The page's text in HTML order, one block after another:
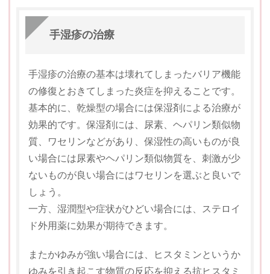
手湿疹の治療
手湿疹の治療の基本は壊れてしまったバリア機能
の修復とおきてしまった炎症を抑えることです。
基本的に、乾燥型の場合には保湿剤による治療が
効果的です。保湿剤には、尿素、ヘパリン類似物
質、ワセリンなどがあり、保湿性の高いものが良
い場合には尿素やヘパリン類似物質を、刺激が少
ないものが良い場合にはワセリンを選ぶと良いで
しょう。
一方、湿潤型や症状がひどい場合には、ステロイ
ド外用薬に効果が期待できます。
またかゆみが強い場合には、ヒスタミンというか
ゆみを引き起こす物質の反応を抑える抗ヒスタミ